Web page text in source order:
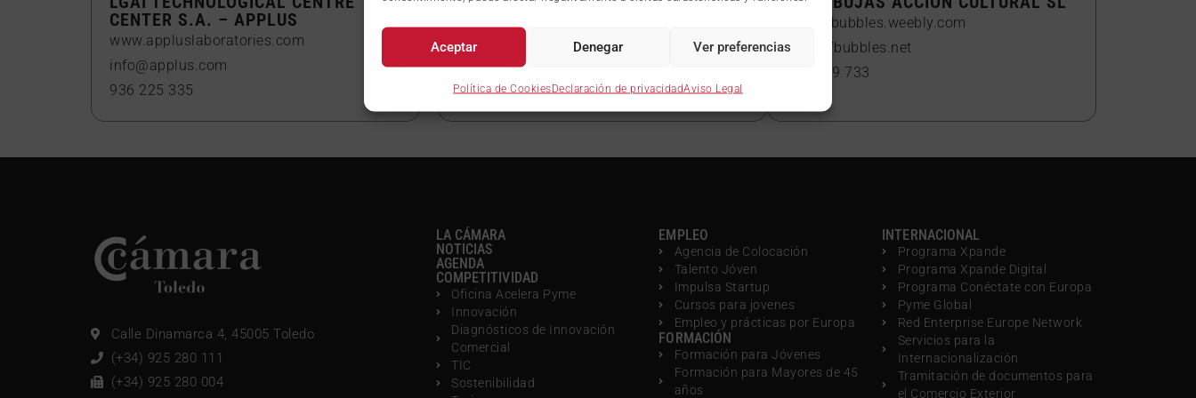
Aceptar Denegar Ver preferencias
Política de CookiesDeclaración de privacidadAviso Legal
CENTER S.A. – APPLUS
www.appluslaboratories.com
info@applus.com
936 225 335
www.amiab.com
amiab@amiab.com
902 191 093
www.7bubbles.weebly.com
info@7bubbles.net
622 569 733
Calle Dinamarca 4, 45005 Toledo
(+34) 925 280 111
(+34) 925 280 004
LA CÁMARA
NOTICIAS
AGENDA
COMPETITIVIDAD
Oficina Acelera Pyme
Innovación
Diagnósticos de Innovación
Comercial
TIC
Sostenibilidad
EMPLEO
Agencia de Colocación
Talento Jóven
Impulsa Startup
Cursos para jovenes
Empleo y prácticas por Europa
FORMACIÓN
Formación para Jóvenes
Formación para Mayores de 45
años
INTERNACIONAL
Programa Xpande
Programa Xpande Digital
Programa Conéctate con Europa
Pyme Global
Red Enterprise Europe Network
Servicios para la
Internacionalización
Tramitación de documentos para
el Comercio Exterior